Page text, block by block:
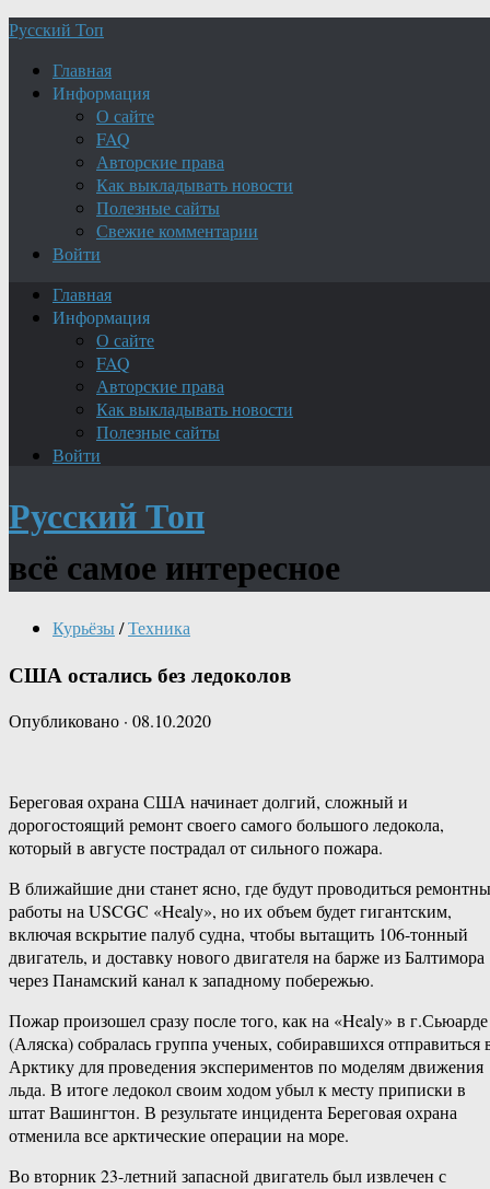
Русский Топ
Главная
Информация
О сайте
FAQ
Авторские права
Как выкладывать новости
Полезные сайты
Свежие комментарии
Войти
Главная
Информация
О сайте
FAQ
Авторские права
Как выкладывать новости
Полезные сайты
Войти
Русский Топ
всё самое интересное
Курьёзы/Техника
США остались без ледоколов
Опубликовано · 08.10.2020
Береговая охрана США начинает долгий, сложный и
дорогостоящий ремонт своего самого большого ледокола,
который в августе пострадал от сильного пожара.
В ближайшие дни станет ясно, где будут проводиться
работы на USCGC «Healy», но их объем будет гигантским,
включая вскрытие палуб судна, чтобы вытащить 106-​тонный
двигатель, и доставку нового двигателя на барже из Балтимора
через Панамский канал к западному побережью.
Пожар произошел сразу после того, как на «Healy» в г.Сьюарде
(Аляска) собралась группа ученых, собиравшихся отправиться
Арктику для проведения экспериментов по моделям движения
льда. В итоге ледокол своим ходом убыл к месту приписки в
штат Вашингтон. В результате инцидента Береговая охрана
отменила все арктические операции на море.
Во вторник 23-​летний запасной двигатель был извлечен с